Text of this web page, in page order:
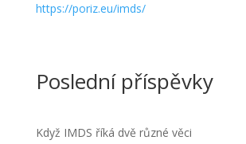
https://poriz.eu/imds/
Poslední příspěvky
Když IMDS říká dvě různé věci